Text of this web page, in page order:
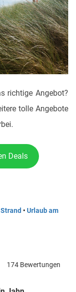
richtige Angebot?
tolle Angebote
Deals
Strand •Urlaub am
174 Bewertungen